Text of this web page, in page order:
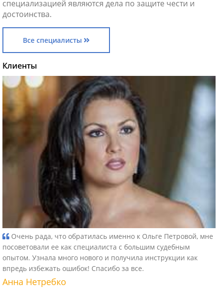
специализацией являются дела по защите чести и
достоинства.
Все специалисты
Клиенты
Очень рада, что обратилась именно к Ольге Петровой, мне
посоветовали ее как специалиста с большим судебным
опытом. Узнала много нового и получила инструкции как
впредь избежать ошибок! Спасибо за все.
Анна Нетребко